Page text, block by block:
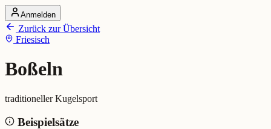
Startseite
Alle Dialekte
Dialekte vergleichen
Dialekt-Karte
Ranking
Boßeln (Friesisch)
Anmelden
Zurück zur Übersicht
Friesisch
Boßeln
traditioneller Kugelsport
Beispielsätze